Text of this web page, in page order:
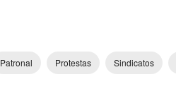
Patronal Protestas Sindicatos